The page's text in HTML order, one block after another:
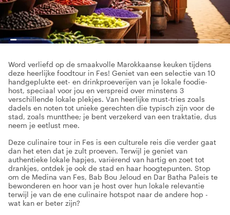
Word verliefd op de smaakvolle Marokkaanse keuken tijdens
deze heerlijke foodtour in Fes! Geniet van een selectie van 10
handgeplukte eet- en drinkproeverijen van je lokale foodie-
host, speciaal voor jou en verspreid over minstens 3
verschillende lokale plekjes. Van heerlijke must-tries zoals
dadels en noten tot unieke gerechten die typisch zijn voor de
stad, zoals muntthee; je bent verzekerd van een traktatie, dus
neem je eetlust mee.
Deze culinaire tour in Fes is een culturele reis die verder gaat
dan het eten dat je zult proeven. Terwijl je geniet van
authentieke lokale hapjes, variërend van hartig en zoet tot
drankjes, ontdek je ook de stad en haar hoogtepunten. Stop
om de Medina van Fes, Bab Bou Jeloud en Dar Batha Paleis te
bewonderen en hoor van je host over hun lokale relevantie
terwijl je van de ene culinaire hotspot naar de andere hop -
wat kan er beter zijn?